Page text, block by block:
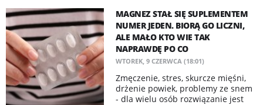
MAGNEZ STAŁ SIĘ SUPLEMENTEM
NUMER JEDEN. BIORĄ GO LICZNI,
ALE MAŁO KTO WIE TAK
NAPRAWDĘ PO CO
WTOREK, 9 CZERWCA (18:01)
Zmęczenie, stres, skurcze mięśni,
drżenie powiek, problemy ze snem
- dla wielu osób rozwiązanie jest